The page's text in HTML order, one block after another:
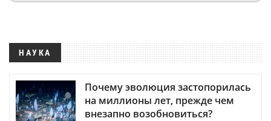
НАУКА
Почему эволюция застопорилась
на миллионы лет, прежде чем
внезапно возобновиться?